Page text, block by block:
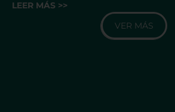
LEER MÁS >>
VER MÁS